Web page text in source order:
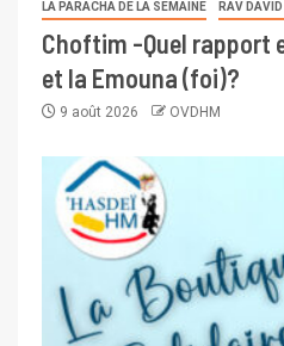
LA PARACHA DE LA SEMAINE RAV DAVID
Choftim -Quel rapport
et la Emouna (foi)?
9 août 2026 OVDHM